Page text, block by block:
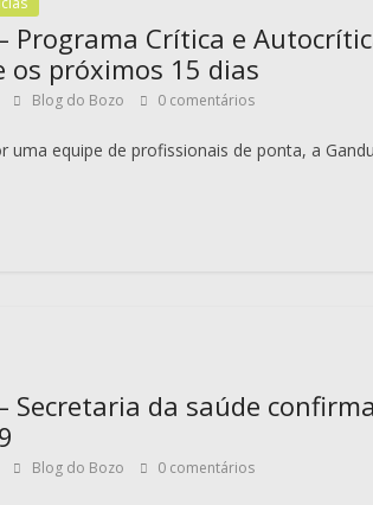
Programa Crítica e
os próximos 15 dias
Blog do Bozo 0 comentários
uma equipe de profissionais de ponta, a
Secretaria da saúde
Blog do Bozo 0 comentários